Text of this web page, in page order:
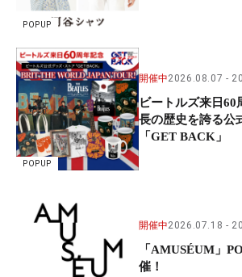
POPUP
POPUP
開催中2026.08.07
ビートルズ来日
長の歴史を誇る公
「GET BACK」
開催中2026.07.18
「AMUSÉUM」
催！